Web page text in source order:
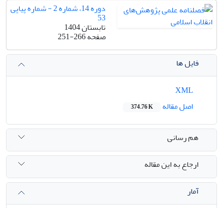
دوره 14، شماره 2 - شماره پیاپی
53
تابستان 1404
صفحه251-266
فایل ها
اصل مقاله
374.76 K
هم رسانی
ارجاع به این مقاله
آمار